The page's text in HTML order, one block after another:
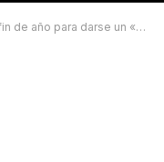
para darse un «gustito»